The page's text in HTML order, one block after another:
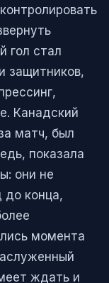
гол стал
защитников,
Канадский
матч, был
показала
они не
до конца,
момента
ждать и